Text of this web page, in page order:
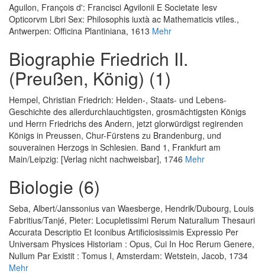
Aguilon, François d': Francisci Agvilonii E Societate Iesv
Opticorvm Libri Sex: Philosophis iuxtà ac Mathematicis vtiles.,
Antwerpen: Officina Plantiniana, 1613 Mehr
Biographie Friedrich II.
(Preußen, König) (1)
Hempel, Christian Friedrich: Helden-, Staats- und Lebens-
Geschichte des allerdurchlauchtigsten, grosmächtigsten Königs
und Herrn Friedrichs des Andern, jetzt glorwürdigst regirenden
Königs in Preussen, Chur-Fürstens zu Brandenburg, und
souverainen Herzogs in Schlesien. Band 1 , Frankfurt am
Main/Leipzig: [Verlag nicht nachweisbar], 1746 Mehr
Biologie (6)
Seba, Albert/Janssonius van Waesberge, Hendrik/Dubourg, Louis
Fabritius/Tanjé, Pieter: Locupletissimi Rerum Naturalium Thesauri
Accurata Descriptio Et Iconibus Artificiosissimis Expressio Per
Universam Physices Historiam : Opus, Cui In Hoc Rerum Genere,
Nullum Par Existit : Tomus I, Amsterdam: Wetstein, Jacob, 1734
Mehr